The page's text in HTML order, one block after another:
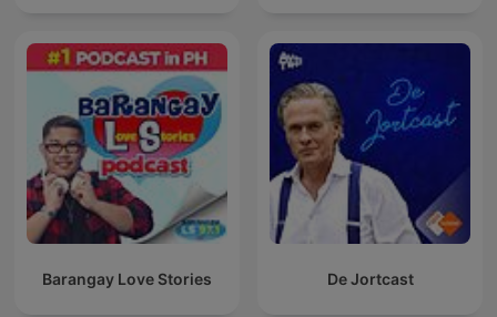
Barangay Love Stories De Jortcast